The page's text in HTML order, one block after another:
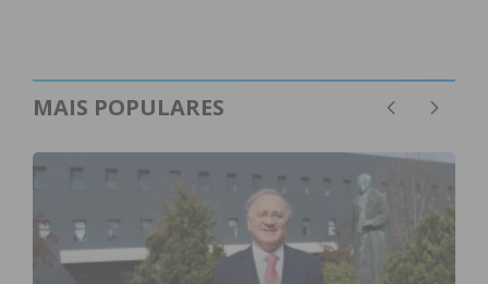
MAIS POPULARES